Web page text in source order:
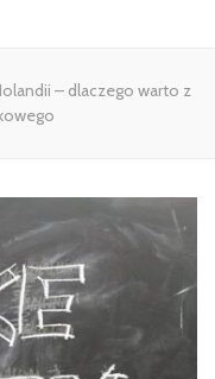
– dlaczego warto z